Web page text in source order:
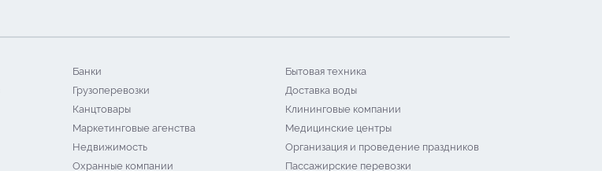
Банки
Бытовая техника
Грузоперевозки
Доставка воды
Канцтовары
Клининговые компании
Маркетинговые агенства
Медицинские центры
Недвижимость
Организация и проведение праздников
Охранные компании Пассажирские перевозки